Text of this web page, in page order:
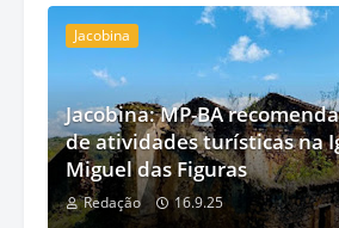
Jacobina
Jacobina: MP-BA
de atividades turísticas na
Miguel das Figuras
Redação 16.9.25